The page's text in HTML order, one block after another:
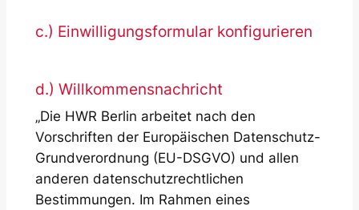
c.) Einwilligungsformular konfigurieren
d.) Willkommensnachricht
„Die HWR Berlin arbeitet nach den
Vorschriften der Europäischen Datenschutz-
Grundverordnung (EU-DSGVO) und allen
anderen datenschutzrechtlichen
Bestimmungen. Im Rahmen eines